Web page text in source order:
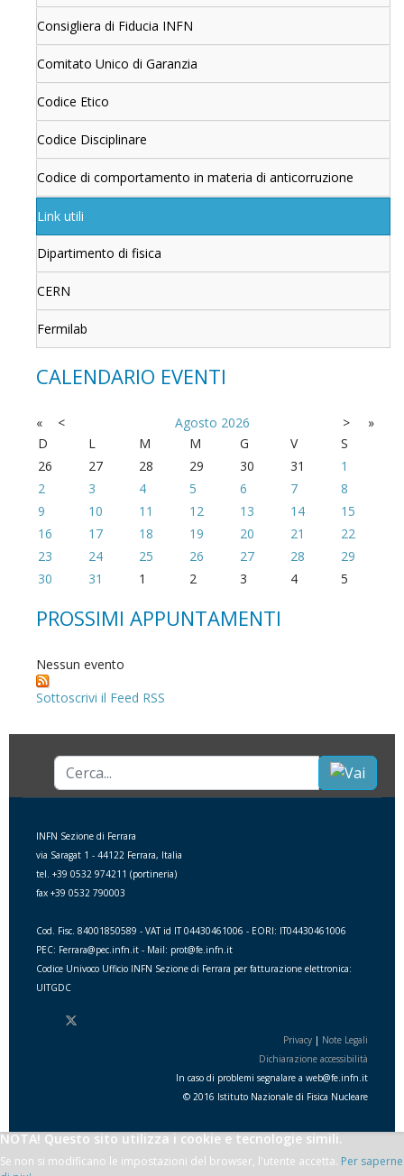
Consigliera di Fiducia INFN
Comitato Unico di Garanzia
Codice Etico
Codice Disciplinare
Codice di comportamento in materia di anticorruzione
Link utili
Dipartimento di fisica
CERN
Fermilab
CALENDARIO EVENTI
« < Agosto 2026 >
»
D
L M M G V
S
26
27 28 29 30 31
1
2
3 4 5 6 7
8
9
10 11 12 13 14
15
16
17 18 19 20 21
22
23
24 25 26 27 28
29
30
31 1 2 3 4 5
PROSSIMI APPUNTAMENTI
Nessun evento
Sottoscrivi il Feed RSS
Cerca...
INFN Sezione di Ferrara
via Saragat 1 - 44122 Ferrara, Italia
tel. +39 0532 974211 (portineria)
fax +39 0532 790003
Cod. Fisc. 84001850589 - VAT id IT 04430461006 - EORI: IT04430461006
PEC: Ferrara@pec.infn.it - Mail: prot@fe.infn.it
Codice Univoco Ufficio INFN Sezione di Ferrara per fatturazione elettronica:
UITGDC
Privacy | Note Legali
Dichiarazione accessibilità
In caso di problemi segnalare a web@fe.infn.it
© 2016 Istituto Nazionale di Fisica Nucleare
NOTA! Questo sito utilizza i cookie e tecnologie simili.
Se non si modificano le impostazioni del browser, l'utente accetta. Per saperne